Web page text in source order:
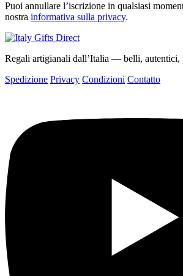
Puoi annullare l’iscrizione in qualsiasi
nostra informativa sulla privacy.
Regali artigianali dall’Italia — belli, autentici,
Spedizione Privacy Condizioni Contatto